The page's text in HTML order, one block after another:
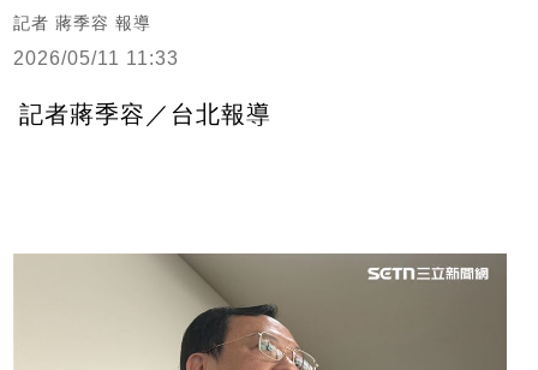
記者 蔣季容 報導
2026/05/11 11:33
記者蔣季容／台北報導